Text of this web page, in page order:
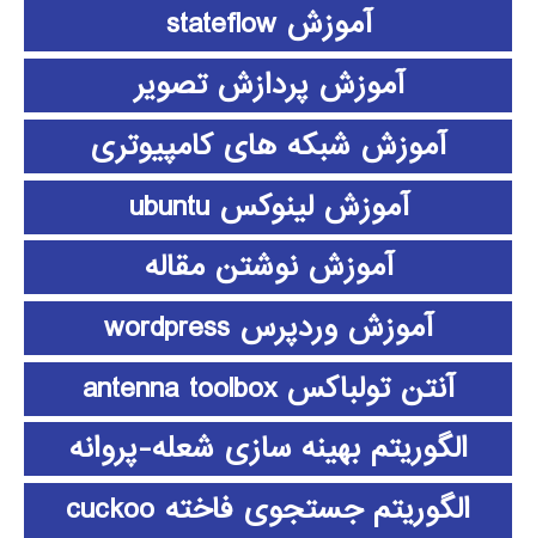
آموزش stateflow
آموزش پردازش تصویر
آموزش شبکه های کامپیوتری
آموزش لینوکس ubuntu
آموزش نوشتن مقاله
آموزش وردپرس wordpress
آنتن تولباکس antenna toolbox
الگوریتم بهینه سازی شعله-پروانه
الگوریتم جستجوی فاخته cuckoo